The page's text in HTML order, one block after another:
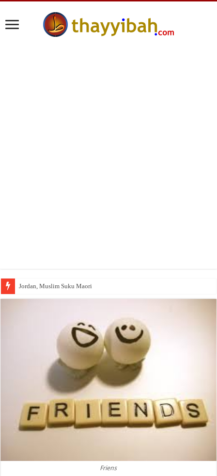
Jordan, Muslim Suku Maori
Friens